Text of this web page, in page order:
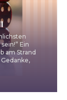
Ein
am Strand